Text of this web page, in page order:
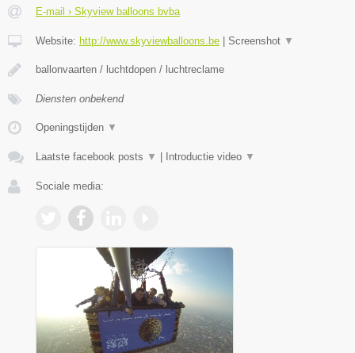
E-mail › Skyview balloons bvba
Website: http://www.skyviewballoons.be | Screenshot ▼
ballonvaarten / luchtdopen / luchtreclame
Diensten onbekend
Openingstijden ▼
Laatste facebook posts ▼ | Introductie video ▼
Sociale media: